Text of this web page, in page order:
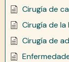
Cirugía de
Cirugía de
Cirugía de